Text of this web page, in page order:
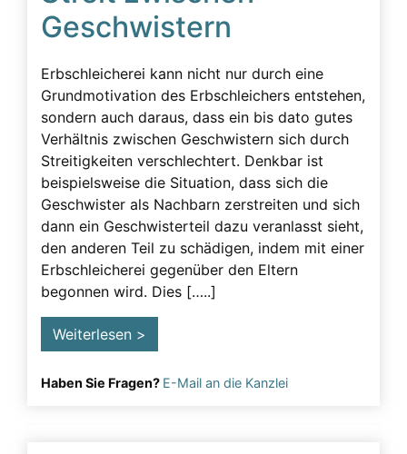
Geschwistern
Erbschleicherei kann nicht nur durch eine
Grundmotivation des Erbschleichers entstehen,
sondern auch daraus, dass ein bis dato gutes
Verhältnis zwischen Geschwistern sich durch
Streitigkeiten verschlechtert. Denkbar ist
beispielsweise die Situation, dass sich die
Geschwister als Nachbarn zerstreiten und sich
dann ein Geschwisterteil dazu veranlasst sieht,
den anderen Teil zu schädigen, indem mit einer
Erbschleicherei gegenüber den Eltern
begonnen wird. Dies […..]
Weiterlesen >
Haben Sie Fragen? E-Mail an die Kanzlei